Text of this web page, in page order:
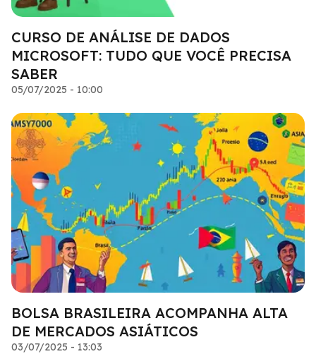
CURSO DE ANÁLISE DE DADOS
MICROSOFT: TUDO QUE VOCÊ PRECISA
SABER
05/07/2025 - 10:00
BOLSA BRASILEIRA ACOMPANHA ALTA
DE MERCADOS ASIÁTICOS
03/07/2025 - 13:03